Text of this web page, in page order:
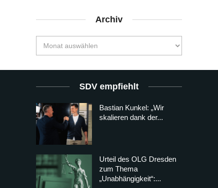
Archiv
SDV empfiehlt
Bastian Kunkel: „Wir
skalieren dank der...
Urteil des OLG Dresden
zum Thema
„Unabhängigkeit“:...